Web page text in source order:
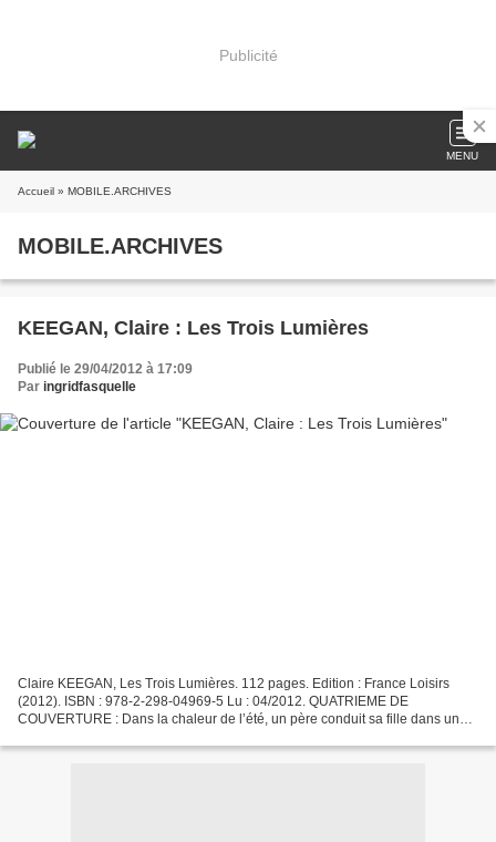
Publicité
MENU
Accueil » MOBILE.ARCHIVES
MOBILE.ARCHIVES
KEEGAN, Claire : Les Trois Lumières
Publié le 29/04/2012 à 17:09
Par ingridfasquelle
Claire KEEGAN, Les Trois Lumières. 112 pages. Edition : France Loisirs
(2012). ISBN : 978-2-298-04969-5 Lu : 04/2012. QUATRIEME DE
COUVERTURE : Dans la chaleur de l’été, un père conduit sa fille dans une